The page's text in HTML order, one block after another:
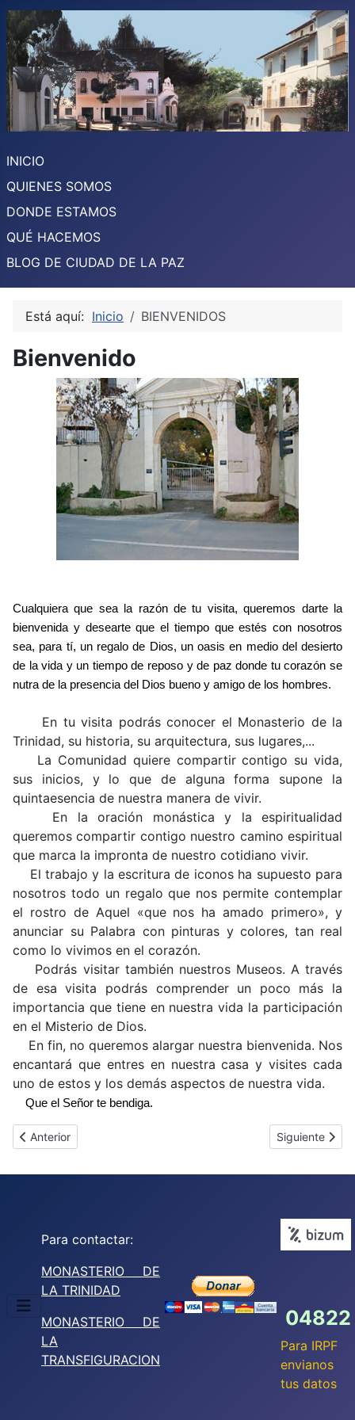
INICIO
QUIENES SOMOS
DONDE ESTAMOS
QUÉ HACEMOS
BLOG DE CIUDAD DE LA PAZ
Está aquí: Inicio BIENVENIDOS
Bienvenido
Cualquiera que sea la razón de tu visita, queremos darte la
bienvenida y desearte que el tiempo que estés con nosotros
sea, para tí, un regalo de Dios, un oasis en medio del desierto
de la vida y un tiempo de reposo y de paz donde tu corazón se
nutra de la presencia del Dios bueno y amigo de los hombres.
En tu visita podrás conocer el Monasterio de la
Trinidad, su historia, su arquitectura, sus lugares,...
La Comunidad quiere compartir contigo su vida,
sus inicios, y lo que de alguna forma supone la
quintaesencia de nuestra manera de vivir.
En la oración monástica y la espiritualidad
queremos compartir contigo nuestro camino espiritual
que marca la impronta de nuestro cotidiano vivir.
El trabajo y la escritura de iconos ha supuesto para
nosotros todo un regalo que nos permite contemplar
el rostro de Aquel «que nos ha amado primero», y
anunciar su Palabra con pinturas y colores, tan real
como lo vivimos en el corazón.
Podrás visitar también nuestros Museos. A través
de esa visita podrás comprender un poco más la
importancia que tiene en nuestra vida la participación
en el Misterio de Dios.
En fin, no queremos alargar nuestra bienvenida. Nos
encantará que entres en nuestra casa y visites cada
uno de estos y los demás aspectos de nuestra vida.
Que el Señor te bendiga.
Artículo anterior: El P. Alberto María Rambla, fmp convocado a
Anterior Artículo
Siguiente
Para contactar:
MONASTERIO DE
LA TRINIDAD
MONASTERIO DE
LA
TRANSFIGURACION
04822
Para IRPF
envianos
tus datos